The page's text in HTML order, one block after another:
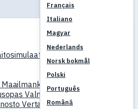
Français
Italiano
Magyar
Nederlands
Norsk bokmål
Polski
Português
Română
Maailmankartta Taitotietokanta
Valmistus & taonta
VertaaMekaniikat